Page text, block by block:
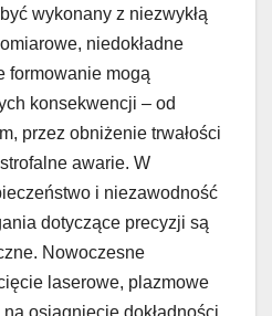
wykonany z niezwykłą
niedokładne
formowanie mogą
konsekwencji – od
przez obniżenie trwałości
awarie. W
i niezawodność
dotyczące precyzji są
Nowoczesne
laserowe, plazmowe
osiągnięcie dokładności